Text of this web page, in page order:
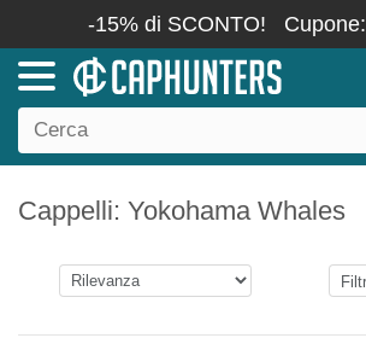
-15% di SCONTO! Cupone:
Cappelli: Yokohama Whales